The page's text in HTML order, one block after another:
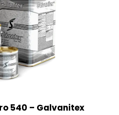
540 – Galvanitex